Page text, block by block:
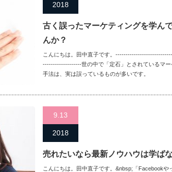
2018
古く誤ったマーケティングを学ん
んか？
こんにちは。田中直子です。
-------------------世の中で「定石」とされているマー
手法は、実は誤っているものが多いです。
9.13
2018
売れたいなら最新ノウハウは学ば
こんにちは。田中直子です。&nbsp;「Facebookや